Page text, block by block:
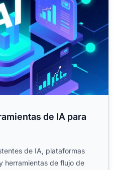
de IA para
de IA, plataformas
herramientas de flujo de